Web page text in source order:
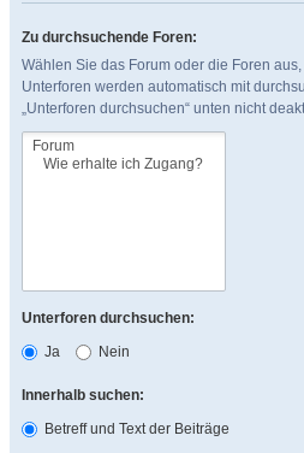
Zu durchsuchende Foren:
Wählen Sie das Forum oder die Foren
Unterforen werden automatisch mit
„Unterforen durchsuchen“ unten nicht
Unterforen durchsuchen:
Ja
Nein
Innerhalb suchen:
Betreff und Text der Beiträge